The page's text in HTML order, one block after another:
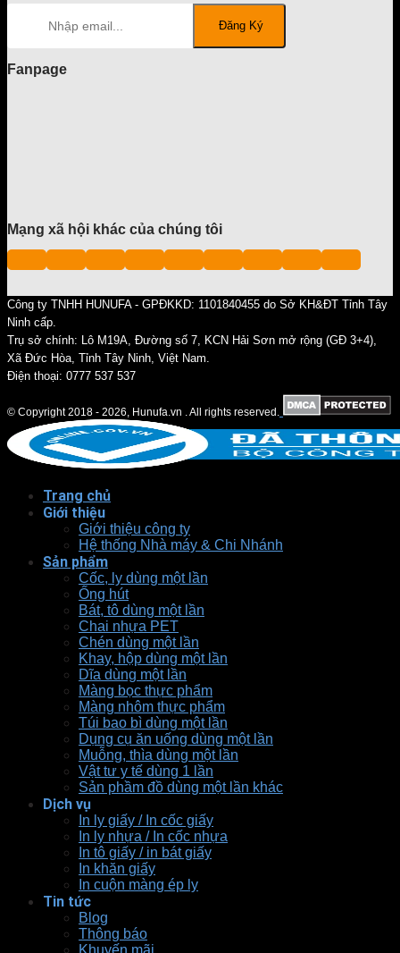
Fanpage
Mạng xã hội khác của chúng tôi
Công ty TNHH HUNUFA - GPĐKKD: 1101840455 do Sở KH&ĐT Tỉnh Tây
Ninh cấp.
Trụ sở chính: Lô M19A, Đường số 7, KCN Hải Sơn mở rộng (GĐ 3+4),
Xã Đức Hòa, Tỉnh Tây Ninh, Việt Nam.
Điện thoại: 0777 537 537
© Copyright 2018 - 2026, Hunufa.vn . All rights reserved.
Trang chủ
Giới thiệu
Giới thiệu công ty
Hệ thống Nhà máy & Chi Nhánh
Sản phẩm
Cốc, ly dùng một lần
Ống hút
Bát, tô dùng một lần
Chai nhựa PET
Chén dùng một lần
Khay, hộp dùng một lần
Dĩa dùng một lần
Màng bọc thực phẩm
Màng nhôm thực phẩm
Túi bao bì dùng một lần
Dụng cụ ăn uống dùng một lần
Muỗng, thìa dùng một lần
Vật tư y tế dùng 1 lần
Sản phầm đồ dùng một lần khác
Dịch vụ
In ly giấy / In cốc giấy
In ly nhựa / In cốc nhựa
In tô giấy / in bát giấy
In khăn giấy
In cuộn màng ép ly
Tin tức
Blog
Thông báo
Khuyến mãi